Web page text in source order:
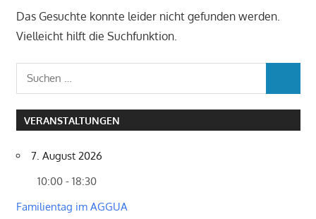
Das Gesuchte konnte leider nicht gefunden werden.
Vielleicht hilft die Suchfunktion.
Suchen
nach:
VERANSTALTUNGEN
7. August 2026
10:00 - 18:30
Familientag im AGGUA